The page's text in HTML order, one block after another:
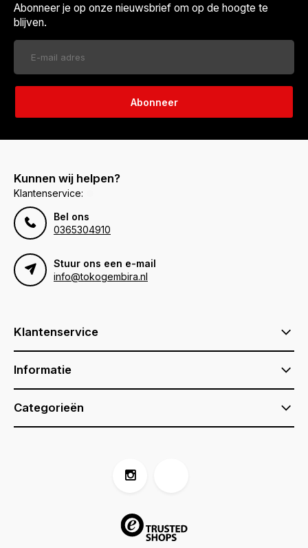
Abonneer je op onze nieuwsbrief om op de hoogte te
blijven.
Abonneer
Kunnen wij helpen?
Klantenservice:
Bel ons
0365304910
Stuur ons een e-mail
info@tokogembira.nl
Klantenservice
Informatie
Categorieën